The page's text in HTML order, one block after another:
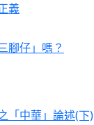
義
腳仔」嗎？
「中華」論述(下)